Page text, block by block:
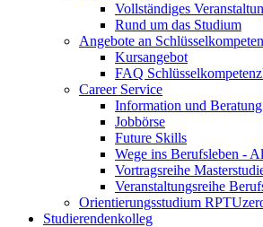
Vollständiges
Rund um das Studium
Angebote an
Kursangebot
FAQ
Career Service
Information und Beratung
Jobbörse
Future Skills
Wege ins Berufsleben -
Vortragsreihe
Veranstaltungsreihe
Orientierungsstudium
Studierendenkolleg